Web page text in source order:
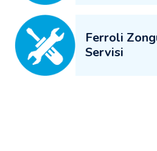
Ferroli
Servisi